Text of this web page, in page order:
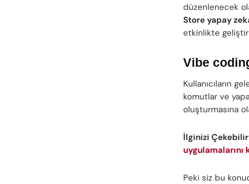
düzenlenecek
Store yapay
etkinlikte
Vibe
Kullanıcıların
komutlar ve
oluşturmasına
İlginizi
uygulamalarını
Peki siz bu